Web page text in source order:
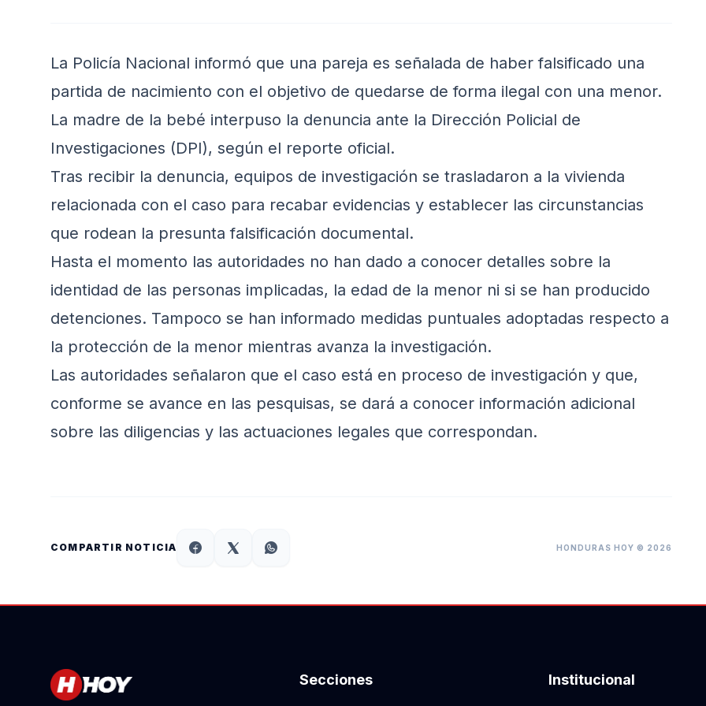
La Policía Nacional informó que una pareja es señalada de haber falsificado una
partida de nacimiento con el objetivo de quedarse de forma ilegal con una menor.
La madre de la bebé interpuso la denuncia ante la Dirección Policial de
Investigaciones (DPI), según el reporte oficial.
Tras recibir la denuncia, equipos de investigación se trasladaron a la vivienda
relacionada con el caso para recabar evidencias y establecer las circunstancias
que rodean la presunta falsificación documental.
Hasta el momento las autoridades no han dado a conocer detalles sobre la
identidad de las personas implicadas, la edad de la menor ni si se han producido
detenciones. Tampoco se han informado medidas puntuales adoptadas respecto a
la protección de la menor mientras avanza la investigación.
Las autoridades señalaron que el caso está en proceso de investigación y que,
conforme se avance en las pesquisas, se dará a conocer información adicional
sobre las diligencias y las actuaciones legales que correspondan.
COMPARTIR NOTICIA HONDURAS HOY © 2026
Secciones Institucional